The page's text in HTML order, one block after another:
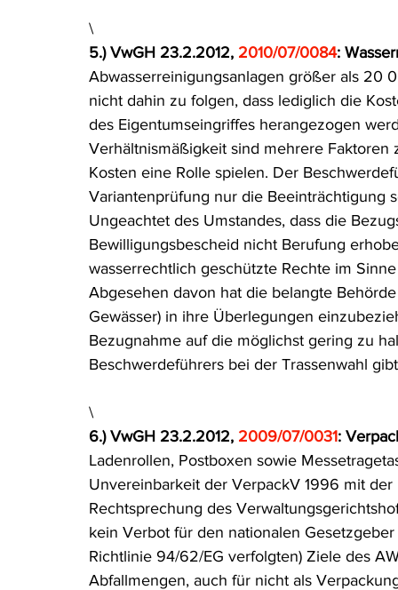
\
5.) VwGH 23.2.2012, 2010/07/0084:
Abwasserreinigungsanlagen größer als 20
nicht dahin zu folgen, dass lediglich die
des Eigentumseingriffes herangezogen
Verhältnismäßigkeit sind mehrere
Kosten eine Rolle spielen. Der
Variantenprüfung nur die Beeinträchtigung
Ungeachtet des Umstandes, dass die
Bewilligungsbescheid nicht Berufung
wasserrechtlich geschützte Rechte im
Abgesehen davon hat die belangte
Gewässer) in ihre Überlegungen
Bezugnahme auf die möglichst gering zu
Beschwerdeführers bei der Trassenwahl
\
6.) VwGH 23.2.2012, 2009/07/0031:
Ladenrollen, Postboxen sowie
Unvereinbarkeit der VerpackV 1996 mit
Rechtsprechung des
kein Verbot für den nationalen
Richtlinie 94/62/EG verfolgten) Ziele des
Abfallmengen, auch für nicht als